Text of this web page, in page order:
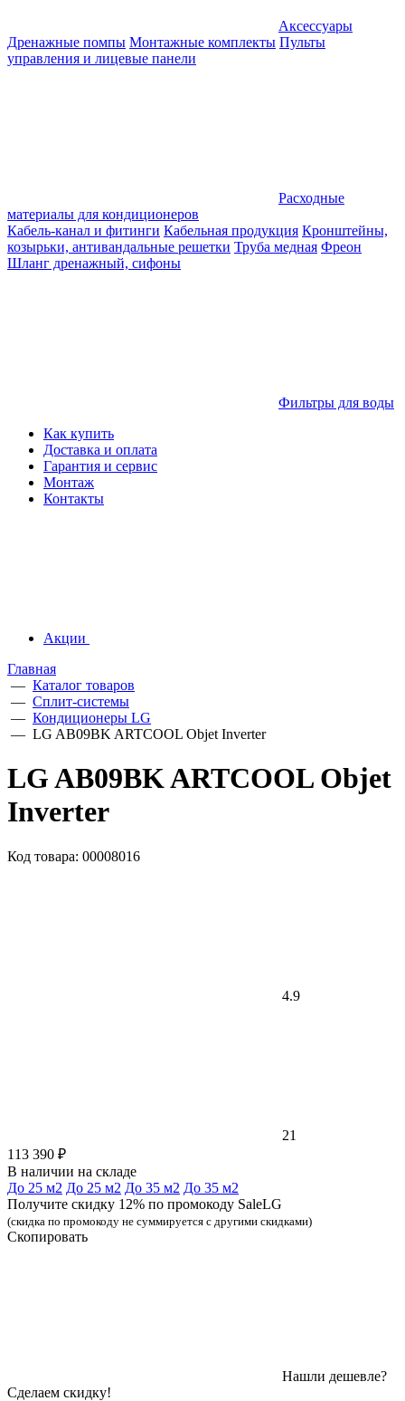
Аксессуары
Дренажные помпы Монтажные комплекты Пульты
управления и лицевые панели
Расходные
материалы для кондиционеров
Кабель-канал и фитинги Кабельная продукция Кронштейны,
козырьки, антивандальные решетки Труба медная Фреон
Шланг дренажный, сифоны
Фильтры для воды
Как купить
Доставка и оплата
Гарантия и сервис
Монтаж
Контакты
Акции
Главная
— Каталог товаров
— Сплит-системы
— Кондиционеры LG
— LG AB09BK ARTCOOL Objet Inverter
LG AB09BK ARTCOOL Objet
Inverter
Код товара: 00008016
4.9
21
113 390 ₽
В наличии на складе
До 25 м2 До 25 м2 До 35 м2 До 35 м2
Получите скидку 12% по промокоду SaleLG
(скидка по промокоду не суммируется с другими скидками)
Скопировать
Нашли дешевле?
Сделаем скидку!